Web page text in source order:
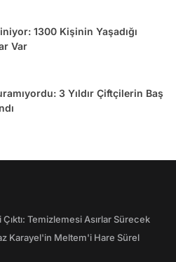
1300 Kişinin Yaşadığı
Var
3 Yıldır Çiftçilerin Baş
Temizlemesi Asırlar Sürecek
Karayel'in Meltem'i Hare Sürel